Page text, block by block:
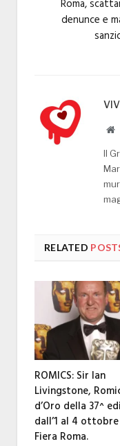
Roma,
denunce e
Il
RELATED
ROMICS: Sir Ian
Livingstone,
d’Oro della 37^
dall’1 al 4
Fiera Roma.